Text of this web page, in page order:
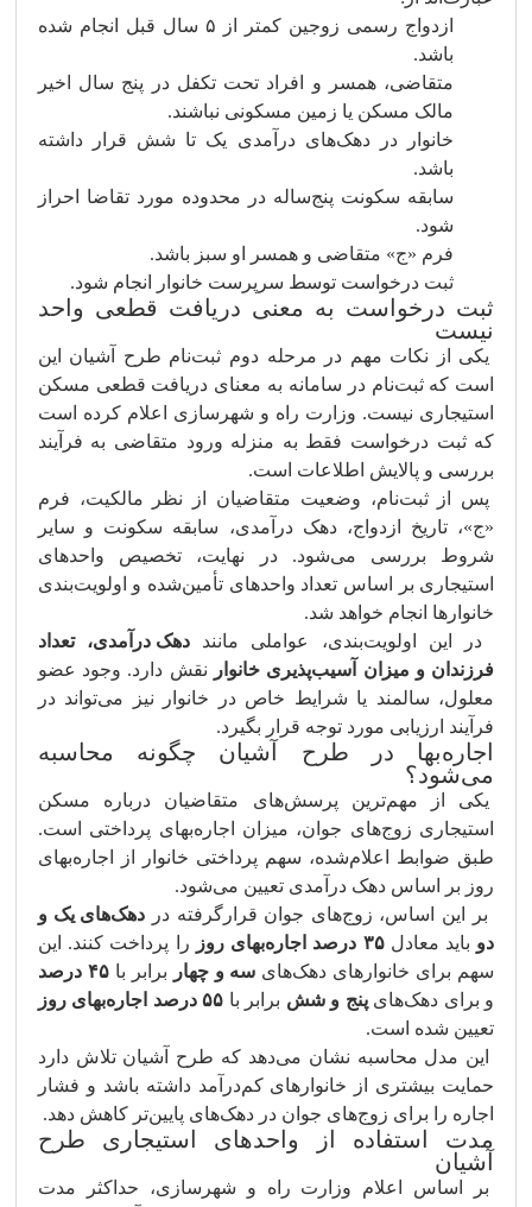
ازدواج رسمی زوجین کمتر از ۵ سال قبل انجام شده
باشد.
متقاضی، همسر و افراد تحت تکفل در پنج سال اخیر
مالک مسکن یا زمین مسکونی نباشند.
خانوار در دهک‌های درآمدی یک تا شش قرار داشته
باشد.
سابقه سکونت پنج‌ساله در محدوده مورد تقاضا احراز
شود.
فرم «ج» متقاضی و همسر او سبز باشد.
ثبت درخواست توسط سرپرست خانوار انجام شود.
ثبت درخواست به معنی دریافت قطعی واحد
نیست
یکی از نکات مهم در مرحله دوم ثبت‌نام طرح آشیان این
است که ثبت‌نام در سامانه به معنای دریافت قطعی مسکن
استیجاری نیست. وزارت راه و شهرسازی اعلام کرده است
که ثبت درخواست فقط به منزله ورود متقاضی به فرآیند
بررسی و پالایش اطلاعات است.
پس از ثبت‌نام، وضعیت متقاضیان از نظر مالکیت، فرم
«ج»، تاریخ ازدواج، دهک درآمدی، سابقه سکونت و سایر
شروط بررسی می‌شود. در نهایت، تخصیص واحدهای
استیجاری بر اساس تعداد واحدهای تأمین‌شده و اولویت‌بندی
خانوارها انجام خواهد شد.
در این اولویت‌بندی، عواملی مانند دهک درآمدی، تعداد
فرزندان و میزان آسیب‌پذیری خانوار
نقش دارد. وجود عضو
معلول، سالمند یا شرایط خاص در خانوار نیز می‌تواند در
فرآیند ارزیابی مورد توجه قرار بگیرد.
اجاره‌بها در طرح آشیان چگونه محاسبه
می‌شود؟
یکی از مهم‌ترین پرسش‌های متقاضیان درباره مسکن
استیجاری زوج‌های جوان، میزان اجاره‌بهای پرداختی است.
طبق ضوابط اعلام‌شده، سهم پرداختی خانوار از اجاره‌بهای
روز بر اساس دهک درآمدی تعیین می‌شود.
بر این اساس، زوج‌های جوان قرارگرفته در دهک‌های یک و
دو باید معادل۳۵ درصد اجاره‌بهای روز
را پرداخت کنند. این
سهم برای خانوارهای دهک‌های سه و چهار برابر با۴۵ درصد
و برای دهک‌هایپنج و شش برابر با ۵۵ درصد اجاره‌بهای روز
تعیین شده است.
این مدل محاسبه نشان می‌دهد که طرح آشیان تلاش دارد
حمایت بیشتری از خانوارهای کم‌درآمد داشته باشد و فشار
اجاره را برای زوج‌های جوان در دهک‌های پایین‌تر کاهش دهد.
مدت استفاده از واحدهای استیجاری طرح
آشیان
بر اساس اعلام وزارت راه و شهرسازی، حداکثر مدت